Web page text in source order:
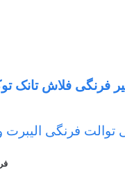
فرنگی فلاش تانک
توالت فرنگی